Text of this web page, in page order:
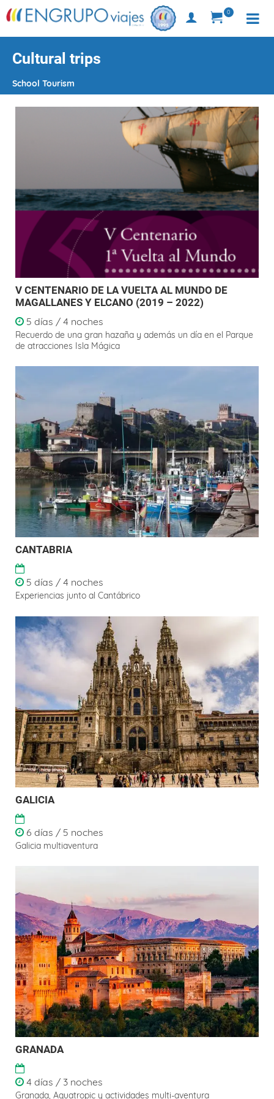
0
Cultural trips
School Tourism
V CENTENARIO DE LA VUELTA AL MUNDO DE
MAGALLANES Y ELCANO (2019 – 2022)
5 días / 4 noches
Recuerdo de una gran hazaña y además un día en el Parque
de atracciones Isla Mágica
CANTABRIA
5 días / 4 noches
Experiencias junto al Cantábrico
GALICIA
6 días / 5 noches
Galicia multiaventura
GRANADA
4 días / 3 noches
Granada, Aquatropic y actividades multi-aventura